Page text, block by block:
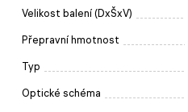
Velikost balení (DxŠxV)
Přepravní hmotnost
Typ
Optické schéma